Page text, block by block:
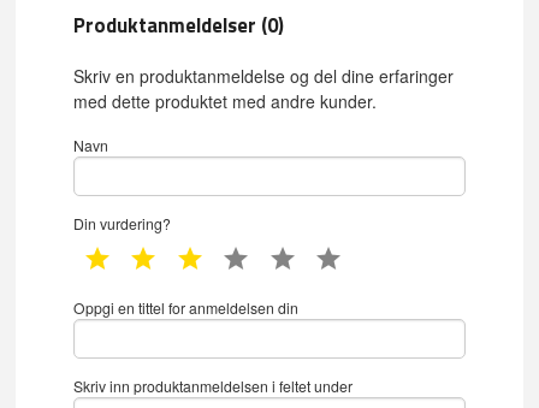
Produktanmeldelser (0)
Skriv en produktanmeldelse og del dine erfaringer
med dette produktet med andre kunder.
Navn
Din vurdering?
1 star 2 star 3 star 4 star 5 star
Oppgi en tittel for anmeldelsen din
Skriv inn produktanmeldelsen i feltet under